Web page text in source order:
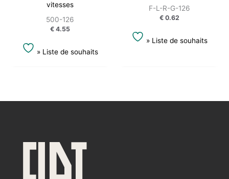
vitesses
500-126
€4.55
» Liste de souhaits
F-L-R-G-126
€0.62
» Liste de souhaits